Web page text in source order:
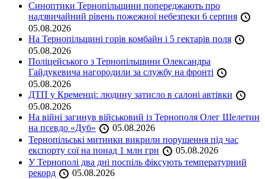
Синоптики Тернопільщини попереджають про
надзвичайний рівень пожежної небезпеки 6 серпня
05.08.2026
На Тернопільщині горів комбайн і 5 гектарів поля
05.08.2026
Поліцейського з Тернопільщини Олександра
Гайдукевича нагородили за службу на фронті
05.08.2026
ДТП у Кременці: людину затисло в салоні автівки
05.08.2026
На війні загинув військовий із Тернополя Олег Шелетин
на псевдо «Дуб»
05.08.2026
Тернопільські митники викрили порушення під час
експорту сої на понад 1 млн грн
05.08.2026
У Тернополі два дні поспіль фіксують температурний
рекорд
05.08.2026